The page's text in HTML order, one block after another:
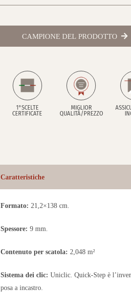
CAMPIONE DEL PRODOTTO
1°SCELTE
CERTIFICATE
MIGLIOR
QUALITÀ/PREZZO
Caratteristiche
Formato: 21,2×138 cm.
Spessore: 9 mm.
Contenuto per scatola: 2,048 m²
Sistema dei clic: Uniclic. Quick-Step è
posa a incastro.